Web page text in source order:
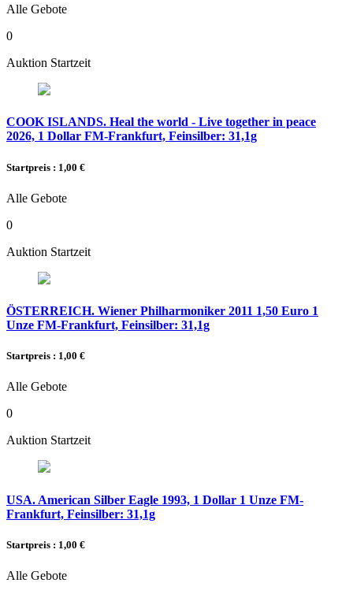
Alle Gebote
0
Auktion Startzeit
COOK ISLANDS. Heal the world - Live together in peace
2026, 1 Dollar FM-Frankfurt, Feinsilber: 31,1g
Startpreis : 1,00 €
Alle Gebote
0
Auktion Startzeit
ÖSTERREICH. Wiener Philharmoniker 2011 1,50 Euro 1
Unze FM-Frankfurt, Feinsilber: 31,1g
Startpreis : 1,00 €
Alle Gebote
0
Auktion Startzeit
USA. American Silber Eagle 1993, 1 Dollar 1 Unze FM-
Frankfurt, Feinsilber: 31,1g
Startpreis : 1,00 €
Alle Gebote